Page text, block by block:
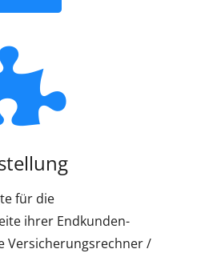
für die
ihrer Endkunden-
Versicherungsrechner /